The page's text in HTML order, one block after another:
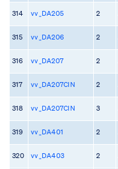
314 vv_DA205 2
315 vv_DA206 2
316 vv_DA207 2
317 vv_DA207CIN 2
318 vv_DA207CIN 3
319 vv_DA401 2
320 vv_DA403 2